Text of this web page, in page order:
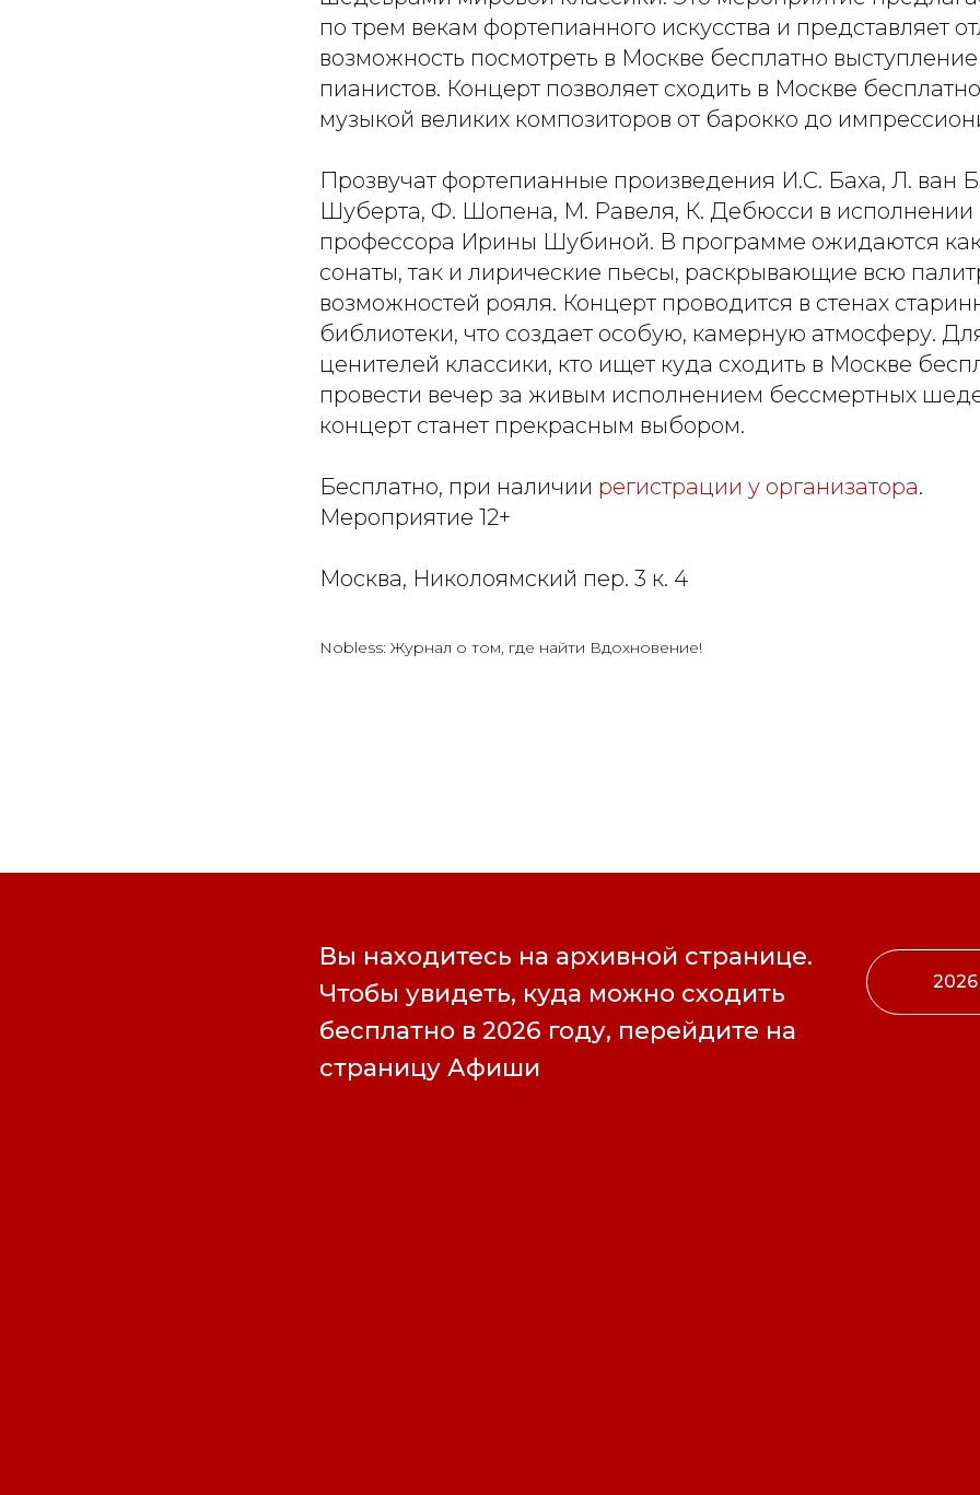
по трем векам фортепианного искусства и представляет
возможность посмотреть в Москве бесплатно
пианистов. Концерт позволяет сходить в Москве
музыкой великих композиторов от барокко до
Прозвучат фортепианные произведения И.С. Баха, Л. ван
Шуберта, Ф. Шопена, М. Равеля, К. Дебюсси в исполнении
профессора Ирины Шубиной. В программе ожидаются
сонаты, так и лирические пьесы, раскрывающие всю
возможностей рояля. Концерт проводится в стенах
библиотеки, что создает особую, камерную атмосферу.
ценителей классики, кто ищет куда сходить в Москве
провести вечер за живым исполнением бессмертных
концерт станет прекрасным выбором.
Бесплатно, при наличии регистрации у организатора.
Мероприятие 12+
Москва, Николоямский пер. 3 к. 4
Nobless: Журнал о том, где найти Вдохновение!
Вы находитесь на архивной странице.
Чтобы увидеть, куда можно сходить
бесплатно в 2026 году, перейдите на
страницу Афиши
2026